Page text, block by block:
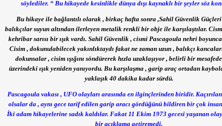
söylediler. “ Bu hikayede kesinlikle dünya dışı kaynaklı bir şeyler söz
Bu hikaye ile bağlantılı olarak , birkaç hafta sonra ,Sahil Güvenlik Güçleri
balıkçılar suyun altından ilerleyen metalik renkli bir obje ile karşılaştılar.
kehribar sarısı bir ışık vardı. Sahil Güvenlik , cismi Pascagoula nehri
Cisim , dokunulabilecek yakınlıktaydı fakat ne zaman uzun , balıkçı
dokunsalar , cisim ışığını söndürerek hızla uzaklaşıyor , belirli bir
üzerindeki ışık yeniden yanıyordu. Bu karşılaşma , garip araç ortadan
yaklaşık 40 dakika kadar sürdü.
Pascagoula vakası , UFO olayları arasında en ilginçlerinden biridir.
olsalar da , aynı gece tarif edilen garip aracı gördüğünü bildiren bir çok
İki adam hikayelerine sadık kaldılar. Fakat 11 Ekim 1973 gecesi yaşanan
bir açıklama getiremedi.